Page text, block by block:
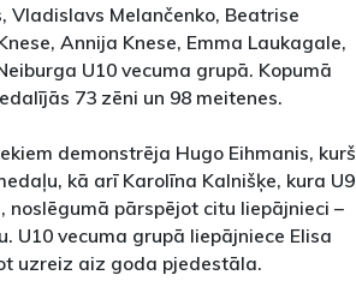
Vladislavs Melančenko, Beatrise
Annija Knese, Emma Laukagale,
U10 vecuma grupā. Kopumā
73 zēni un 98 meitenes.
demonstrēja Hugo Eihmanis, kurš
kā arī Karolīna Kalnišķe, kura U9
pārspējot citu liepājnieci –
U10 vecuma grupā liepājniece Elisa
uzreiz aiz goda pjedestāla.